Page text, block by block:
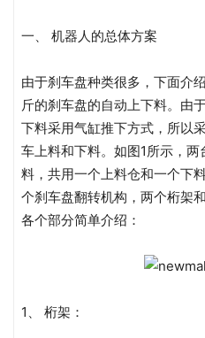
一、 机器人的总体方案
由于刹车盘种类很多，下面介
斤的刹车盘的自动上下料。由
下料采用气缸推下方式，所以
车上料和下料。如图1所示，
料，共用一个上料仓和一个下
个刹车盘翻转机构，两个桁架
各个部分简单介绍：
1、 桁架：